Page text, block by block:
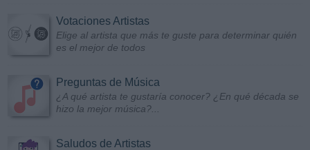
Votaciones Artistas
Elige al artista que más te guste para determinar quién
es el mejor de todos
Preguntas de Música
¿A qué artista te gustaría conocer? ¿En qué década se
hizo la mejor música?...
Saludos de Artistas